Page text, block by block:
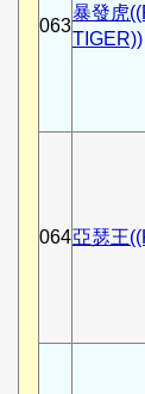
063
暴發虎
TIGER))
064亞瑟王